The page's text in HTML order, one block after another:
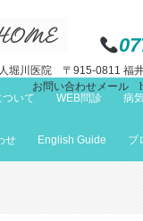
堀川医院 〒915-0811 福
お問い合わせメール
いて WEB問診 病
せ English Guide ブ